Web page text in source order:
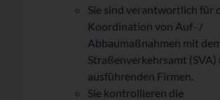
Sie sind verantwortlich für
Koordination von Auf- /
Abbaumaßnahmen mit
Straßenverkehrsamt (SVA)
ausführenden Firmen.
Sie kontrollieren die